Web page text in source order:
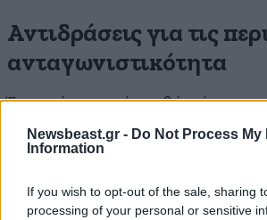
Newsbeast.gr - Do Not Process My
Information
If you wish to opt-out of the sale, sharing
processing of your personal or sensitive
Αντιδράσεις για τις
ανταγωνιστικότητα
Ένα ακόμη σημείο τριβής είναι η
περικοπές ύψους 3,9% στο
Ανταγωνιστικότητας,
οποίου διοχετεύεται η